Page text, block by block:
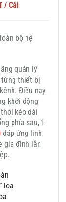
/ Cái
bộ hệ
quản lý
từng thiết bị
Điều này
khởi động
kéo dài
phía sau, 1
đáp ứng linh
gia đình lẫn
loa